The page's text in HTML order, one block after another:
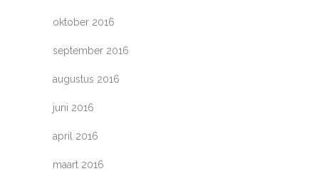
oktober 2016
september 2016
augustus 2016
juni 2016
april 2016
maart 2016